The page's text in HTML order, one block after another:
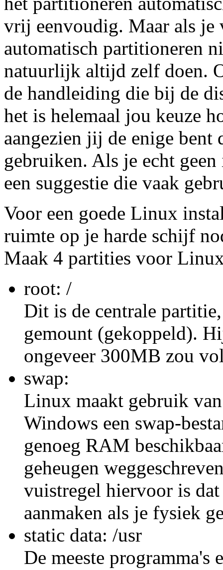
vrij eenvoudig. Maar als je
automatisch partitioneren
natuurlijk altijd zelf doen.
de handleiding die bij de
het is helemaal jou keuze
aangezien jij de enige bent
gebruiken. Als je echt
een suggestie die vaak
Voor een goede Linux
ruimte op je harde schijf
Maak 4 partities voor
root: /
Dit is de centrale
gemount (gekoppeld).
ongeveer 300MB zou
swap:
Linux maakt gebruik
Windows een swap-
genoeg RAM
geheugen
vuistregel hiervoor is
aanmaken als je fysiek
static data: /usr
De meeste programma's